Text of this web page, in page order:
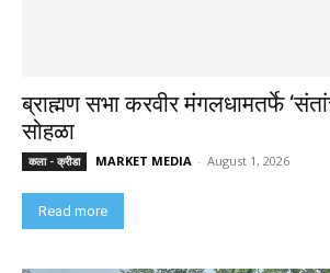
ब्राह्मण सभा करवीर मंगलधामतर्फे
सोहळा
कला - क्रीडा MARKET MEDIA - August 1, 2026
Read more